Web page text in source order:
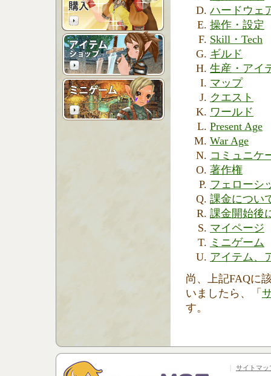
ハードウェ
操作・設定
Skill・Tech
ギルド
生産・アイ
マップ
クエスト
ワールド
Present Age
War Age
コミュニケ
著作権
フェローシ
課金につい
課金開始後
マイページ
ミニゲーム
アイテム、
尚、上記FAQに
いましたら、「
す。
| サイトマッ